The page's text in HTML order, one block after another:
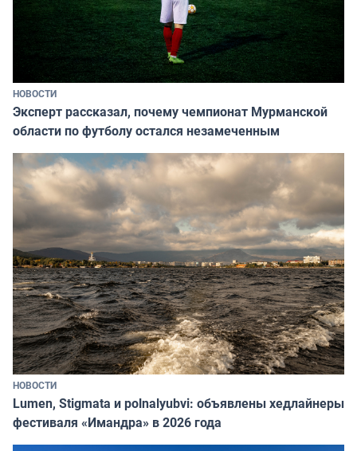
НОВОСТИ
Эксперт рассказал, почему чемпионат Мурманской
области по футболу остался незамеченным
НОВОСТИ
Lumen, Stigmata и polnalyubvi: объявлены хедлайнеры
фестиваля «Имандра» в 2026 года